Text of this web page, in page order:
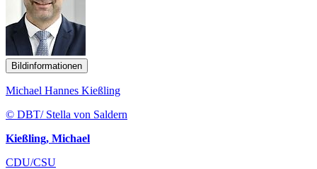
Bildinformationen
Michael Hannes Kießling
© DBT/ Stella von Saldern
Kießling, Michael
CDU/CSU